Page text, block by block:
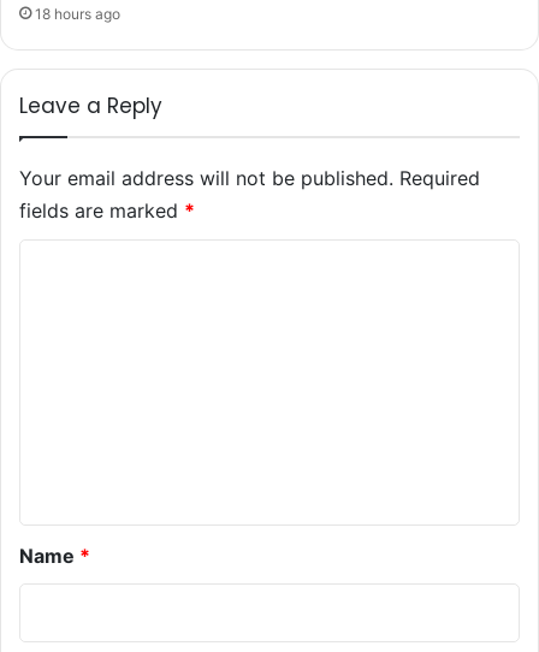
18 hours ago
Leave a Reply
Your email address will not be published. Required
fields are marked *
Name *